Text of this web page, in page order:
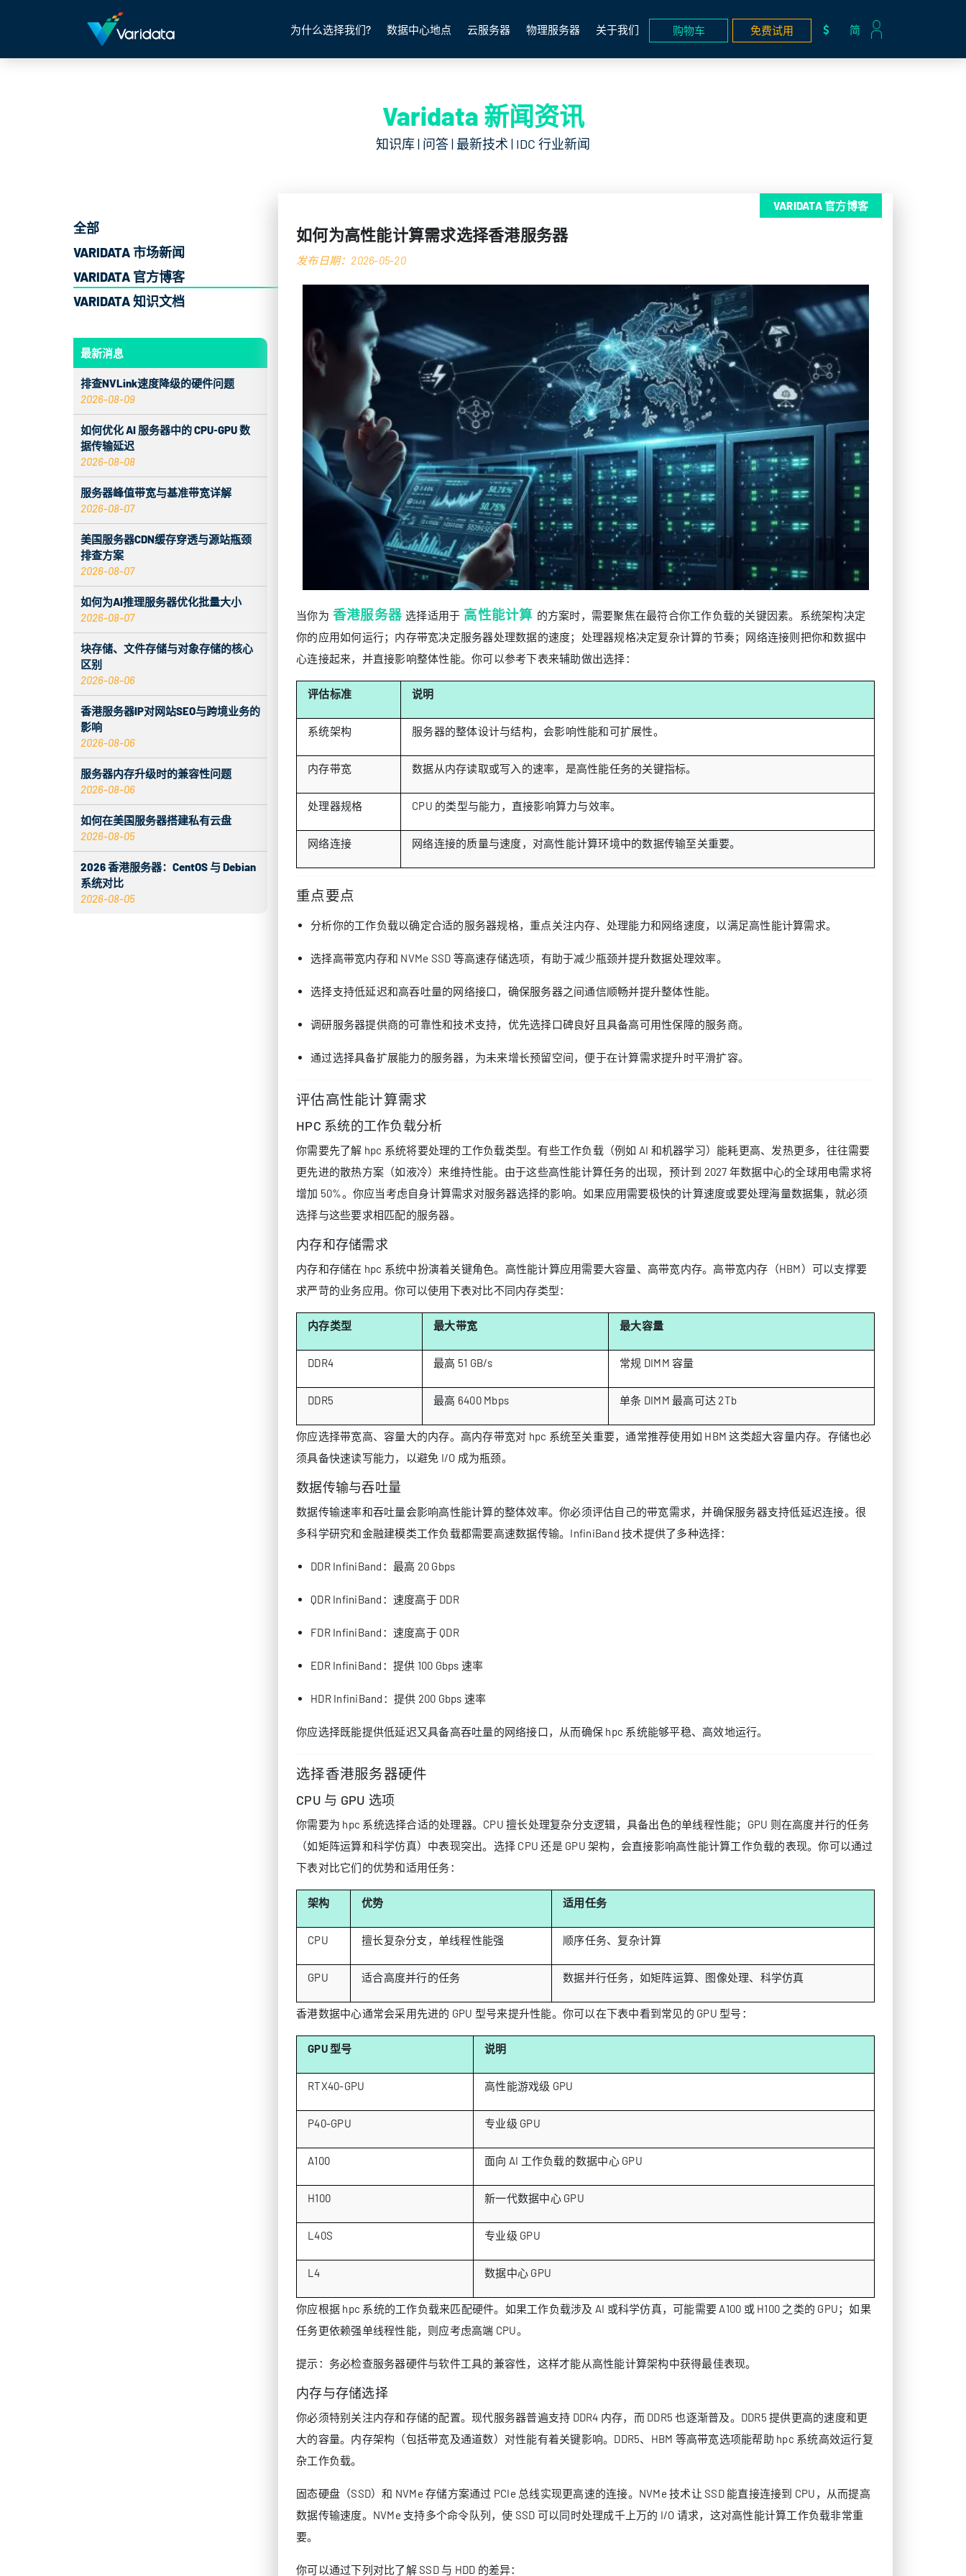
为什么选择我们? 数据中心地点 云服务器 物理服务器 关于我们 购物车 免费试用 简
Varidata 新闻资讯
知识库 | 问答 | 最新技术 | IDC 行业新闻
全部
VARIDATA 市场新闻
VARIDATA 官方博客
VARIDATA 知识文档
最新消息
排查NVLink速度降级的硬件问题
2026-08-09
如何优化 AI 服务器中的 CPU‑GPU 数
据传输延迟
2026-08-08
服务器峰值带宽与基准带宽详解
2026-08-07
美国服务器CDN缓存穿透与源站瓶颈
排查方案
2026-08-07
如何为AI推理服务器优化批量大小
2026-08-07
块存储、文件存储与对象存储的核心
区别
2026-08-06
香港服务器IP对网站SEO与跨境业务的
影响
2026-08-06
服务器内存升级时的兼容性问题
2026-08-06
如何在美国服务器搭建私有云盘
2026-08-05
2026 香港服务器：CentOS 与 Debian
系统对比
2026-08-05
VARIDATA 官方博客
如何为高性能计算需求选择香港服务器
发布日期：2026-05-20
当你为 香港服务器 选择适用于 高性能计算 的方案时，需要聚焦在最符合你工作负载的关键因素。系统架构决定
你的应用如何运行；内存带宽决定服务器处理数据的速度；处理器规格决定复杂计算的节奏；网络连接则把你和数据中
心连接起来，并直接影响整体性能。你可以参考下表来辅助做出选择：
评估标准 说明
系统架构 服务器的整体设计与结构，会影响性能和可扩展性。
内存带宽 数据从内存读取或写入的速率，是高性能任务的关键指标。
处理器规格 CPU 的类型与能力，直接影响算力与效率。
网络连接 网络连接的质量与速度，对高性能计算环境中的数据传输至关重要。
重点要点
分析你的工作负载以确定合适的服务器规格，重点关注内存、处理能力和网络速度，以满足高性能计算需求。
选择高带宽内存和 NVMe SSD 等高速存储选项，有助于减少瓶颈并提升数据处理效率。
选择支持低延迟和高吞吐量的网络接口，确保服务器之间通信顺畅并提升整体性能。
调研服务器提供商的可靠性和技术支持，优先选择口碑良好且具备高可用性保障的服务商。
通过选择具备扩展能力的服务器，为未来增长预留空间，便于在计算需求提升时平滑扩容。
评估高性能计算需求
HPC 系统的工作负载分析
你需要先了解 hpc 系统将要处理的工作负载类型。有些工作负载（例如 AI 和机器学习）能耗更高、发热更多，往往需要
更先进的散热方案（如液冷）来维持性能。由于这些高性能计算任务的出现，预计到 2027 年数据中心的全球用电需求将
增加 50%。你应当考虑自身计算需求对服务器选择的影响。如果应用需要极快的计算速度或要处理海量数据集，就必须
选择与这些要求相匹配的服务器。
内存和存储需求
内存和存储在 hpc 系统中扮演着关键角色。高性能计算应用需要大容量、高带宽内存。高带宽内存（HBM）可以支撑要
求严苛的业务应用。你可以使用下表对比不同内存类型：
内存类型 最大带宽 最大容量
DDR4 最高 51 GB/s 常规 DIMM 容量
DDR5 最高 6400 Mbps 单条 DIMM 最高可达 2Tb
你应选择带宽高、容量大的内存。高内存带宽对 hpc 系统至关重要，通常推荐使用如 HBM 这类超大容量内存。存储也必
须具备快速读写能力，以避免 I/O 成为瓶颈。
数据传输与吞吐量
数据传输速率和吞吐量会影响高性能计算的整体效率。你必须评估自己的带宽需求，并确保服务器支持低延迟连接。很
多科学研究和金融建模类工作负载都需要高速数据传输。InfiniBand 技术提供了多种选择：
DDR InfiniBand：最高 20 Gbps
QDR InfiniBand：速度高于 DDR
FDR InfiniBand：速度高于 QDR
EDR InfiniBand：提供 100 Gbps 速率
HDR InfiniBand：提供 200 Gbps 速率
你应选择既能提供低延迟又具备高吞吐量的网络接口，从而确保 hpc 系统能够平稳、高效地运行。
选择香港服务器硬件
CPU 与 GPU 选项
你需要为 hpc 系统选择合适的处理器。CPU 擅长处理复杂分支逻辑，具备出色的单线程性能；GPU 则在高度并行的任务
（如矩阵运算和科学仿真）中表现突出。选择 CPU 还是 GPU 架构，会直接影响高性能计算工作负载的表现。你可以通过
下表对比它们的优势和适用任务：
架构 优势 适用任务
CPU 擅长复杂分支，单线程性能强 顺序任务、复杂计算
GPU 适合高度并行的任务 数据并行任务，如矩阵运算、图像处理、科学仿真
香港数据中心通常会采用先进的 GPU 型号来提升性能。你可以在下表中看到常见的 GPU 型号：
GPU 型号 说明
RTX40-GPU 高性能游戏级 GPU
P40-GPU 专业级 GPU
A100 面向 AI 工作负载的数据中心 GPU
H100 新一代数据中心 GPU
L40S 专业级 GPU
L4 数据中心 GPU
你应根据 hpc 系统的工作负载来匹配硬件。如果工作负载涉及 AI 或科学仿真，可能需要 A100 或 H100 之类的 GPU；如果
任务更依赖强单线程性能，则应考虑高端 CPU。
提示：务必检查服务器硬件与软件工具的兼容性，这样才能从高性能计算架构中获得最佳表现。
内存与存储选择
你必须特别关注内存和存储的配置。现代服务器普遍支持 DDR4 内存，而 DDR5 也逐渐普及。DDR5 提供更高的速度和更
大的容量。内存架构（包括带宽及通道数）对性能有着关键影响。DDR5、HBM 等高带宽选项能帮助 hpc 系统高效运行复
杂工作负载。
固态硬盘（SSD）和 NVMe 存储方案通过 PCIe 总线实现更高速的连接。NVMe 技术让 SSD 能直接连接到 CPU，从而提高
数据传输速度。NVMe 支持多个命令队列，使 SSD 可以同时处理成千上万的 I/O 请求，这对高性能计算工作负载非常重
要。
你可以通过下列对比了解 SSD 与 HDD 的差异：